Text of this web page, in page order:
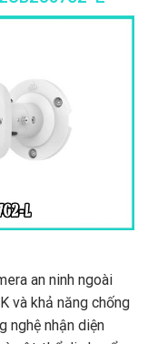
an ninh ngoài
và khả năng chống
nghệ nhận diện